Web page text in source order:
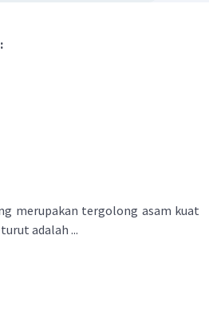
merupakan tergolong asam kuat
adalah ...